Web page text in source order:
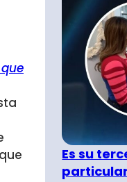
Es su